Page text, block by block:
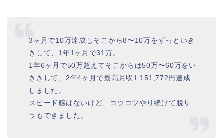
3ヶ月で10万達成しそこから8〜10万をずっといき
きして、1年1ヶ月で31万。
1年6ヶ月で50万超えてそこからは50万〜60万をい
ききして、2年4ヶ月で最高月収1,151,772円達成
しました。
スピード感はないけど、コツコツやり続けて脱サ
ラもできました。